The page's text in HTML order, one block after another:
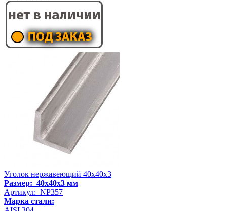
Уголок нержавеющий 40х40х3
Размер: 40х40х3 мм
Артикул: NP357
Марка стали: